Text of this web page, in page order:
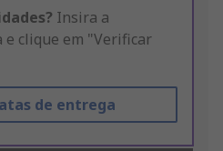
Insira a
e clique em "Verificar
de entrega